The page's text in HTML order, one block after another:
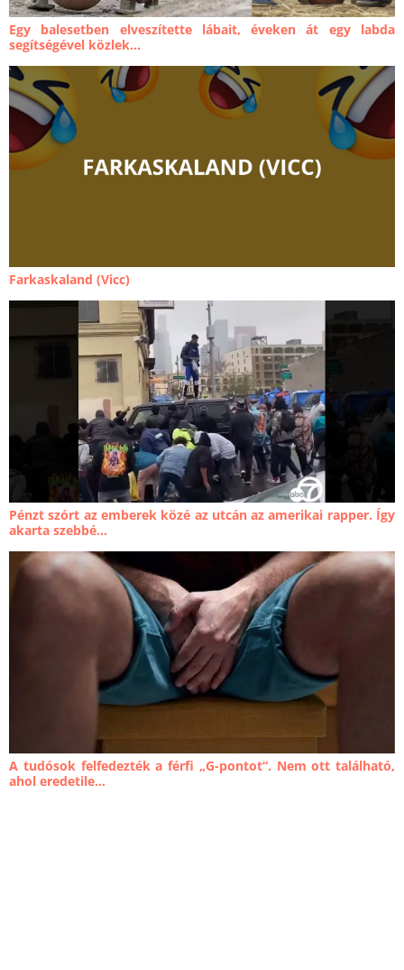
Egy balesetben elveszítette lábait, éveken át egy labda
segítségével közlek...
Farkaskaland (Vicc)
Pénzt szórt az emberek közé az utcán az amerikai rapper. Így
akarta szebbé...
A tudósok felfedezték a férfi „G-pontot“. Nem ott található,
ahol eredetile...